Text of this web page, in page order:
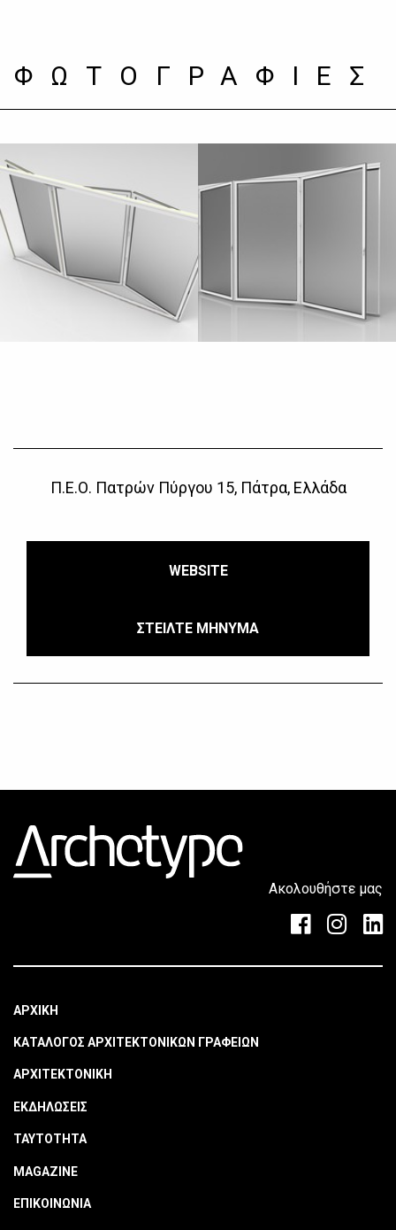
ΦΩΤΟΓΡΑΦΙΕΣ
Π.Ε.Ο. Πατρών Πύργου 15, Πάτρα, Ελλάδα
WEBSITE
ΣΤΕΙΛΤΕ ΜΗΝΥΜΑ
Ακολουθήστε μας
ΑΡΧΙΚΗ
ΚΑΤΑΛΟΓΟΣ ΑΡΧΙΤΕΚΤΟΝΙΚΩΝ ΓΡΑΦΕΙΩΝ
ΑΡΧΙΤΕΚΤΟΝΙΚΗ
ΕΚΔΗΛΩΣΕΙΣ
ΤΑΥΤΟΤΗΤΑ
MAGAZINE
ΕΠΙΚΟΙΝΩΝΙΑ